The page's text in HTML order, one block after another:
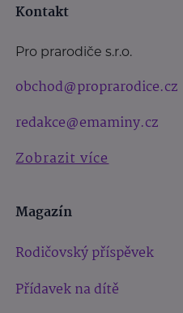
Kontakt
Pro prarodiče s.r.o.
obchod@proprarodice.cz
redakce@emaminy.cz
Zobrazit více
Magazín
Rodičovský příspěvek
Přídavek na dítě